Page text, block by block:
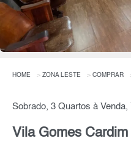
HOME ZONA LESTE COMPRAR
Vila Gomes Cardim